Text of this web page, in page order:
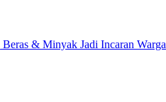
& Minyak Jadi Incaran Warga